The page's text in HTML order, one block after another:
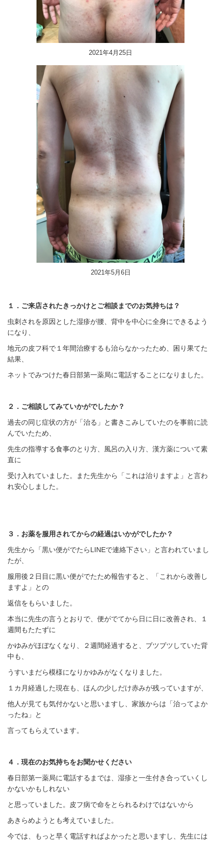
2021年4月25日
2021年5月6日
１．ご来店されたきっかけとご相談までのお気持ちは？
虫刺されを原因とした湿疹が腰、背中を中心に全身にできるよう
になり、
地元の皮フ科で１年間治療するも治らなかったため、困り果てた
結果、
ネットでみつけた春日部第一薬局に電話することになりました。
２．ご相談してみていかがでしたか？
過去の同じ症状の方が「治る」と書きこみしていたのを事前に読
んでいたため、
先生の指導する食事のとり方、風呂の入り方、漢方薬について素
直に
受け入れていました。また先生から「これは治りますよ」と言わ
れ安心しました。
３．お薬を服用されてからの経過はいかがでしたか？
先生から「黒い便がでたらLINEで連絡下さい」と言われていまし
たが、
服用後２日目に黒い便がでたため報告すると、「これから改善し
ますよ」との
返信をもらいました。
本当に先生の言うとおりで、便がでてから日に日に改善され、１
週間もたたずに
かゆみがほぼなくなり、２週間経過すると、ブツブツしていた背
中も、
うすいまだら模様になりかゆみがなくなりました。
１カ月経過した現在も、ほんの少しだけ赤みが残っていますが、
他人が見ても気付かないと思いますし、家族からは「治ってよか
ったね」と
言ってもらえています。
４．現在のお気持ちをお聞かせください
春日部第一薬局に電話するまでは、湿疹と一生付き合っていくし
かないかもしれない
と思っていました。皮フ病で命をとられるわけではないから
あきらめようとも考えていました。
今では、もっと早く電話すればよかったと思いますし、先生には